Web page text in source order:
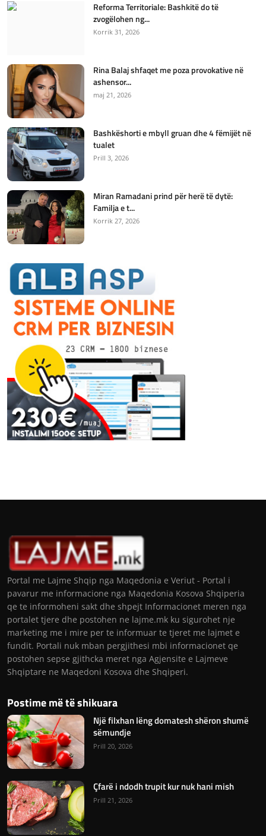
Reforma Territoriale: Bashkitë do të
zvogëlohen ng...
Korrik 31, 2026
Rina Balaj shfaqet me poza provokative në
ashensor...
maj 21, 2026
Bashkëshorti e mbyll gruan dhe 4 fëmijët në
tualet
Prill 3, 2026
Miran Ramadani prind për herë të dytë:
Familja e t...
Korrik 27, 2026
Portal me Lajme Shqip nga Maqedonia e Veriut - Portal i
pavarur me informacione nga Maqedonia Kosova Shqiperia
qe te informoheni sakt dhe shpejt Informacionet meren nga
portalet tjere dhe postohen ne lajme.mk ku sigurohet nje
marketing me i mire per te informuar te tjeret me lajmet e
fundit. Portali nuk mban pergjithesi mbi informacionet qe
postohen sepse gjithcka meret nga Agjensite e Lajmeve
Shqiptare ne Maqedoni Kosova dhe Shqiperi.
Postime më të shikuara
Një filxhan lëng domatesh shëron shumë
sëmundje
Prill 20, 2026
Çfarë i ndodh trupit kur nuk hani mish
Prill 21, 2026